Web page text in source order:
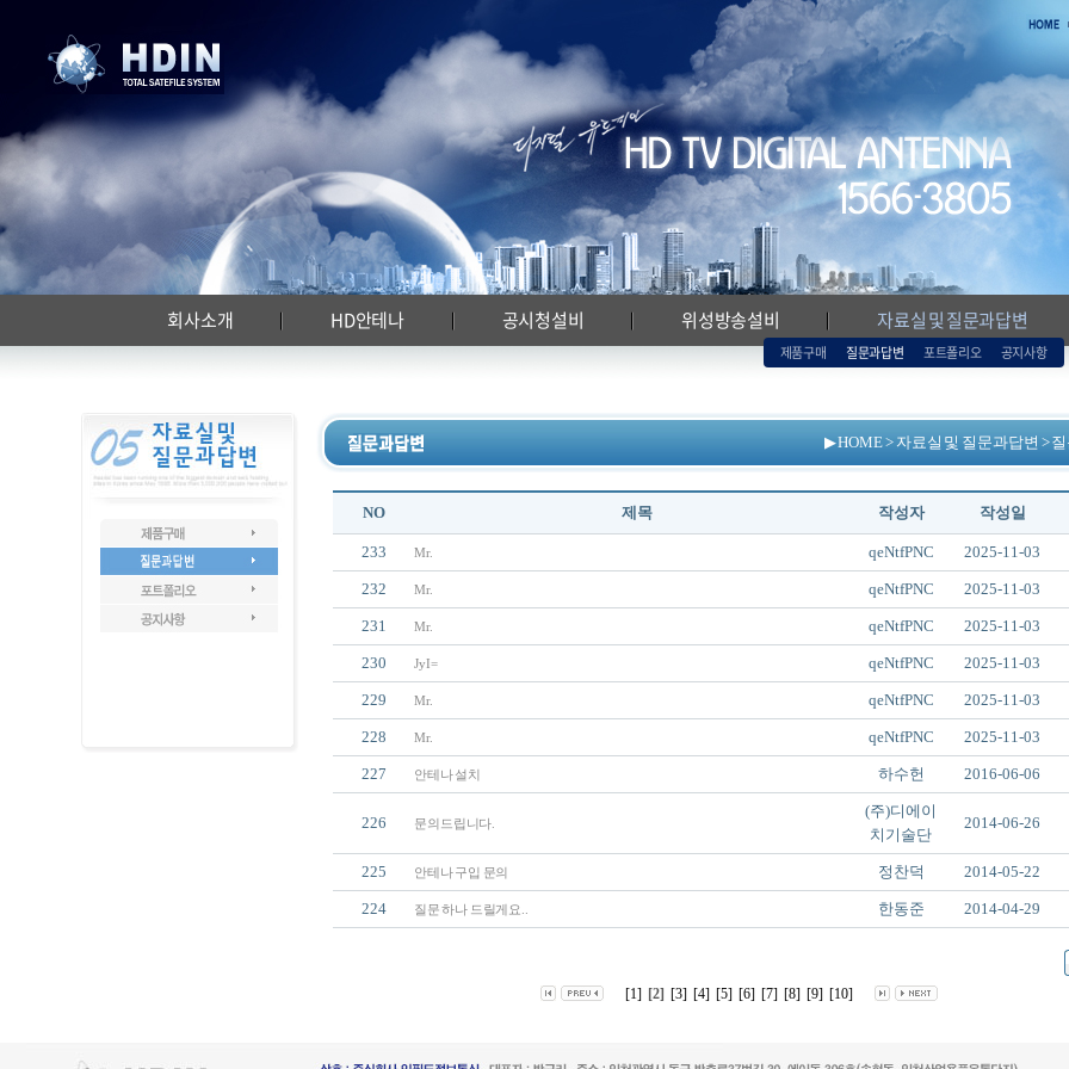
회사소개 HD안테나 공시청설비 위성방송설비 자료실 및 질문과답변
제품구매 질문과답변 포트폴리오 공지사항
▶ HOME > 자료실 및 질문과답변 >
NO 제목 작성자 작성일
233 Mr. qeNtfPNC 2025-11-03
232 Mr. qeNtfPNC 2025-11-03
231 Mr. qeNtfPNC 2025-11-03
230 JyI= qeNtfPNC 2025-11-03
229 Mr. qeNtfPNC 2025-11-03
228 Mr. qeNtfPNC 2025-11-03
227 안테나 설치 하수헌 2016-06-06
226 문의드립니다.
(주)디에이
치기술단
2014-06-26
225 안테나 구입 문의 정찬덕 2014-05-22
224 질문 하나 드릴게요.. 한동준 2014-04-29
[1] [2] [3] [4] [5] [6] [7] [8] [9] [10]